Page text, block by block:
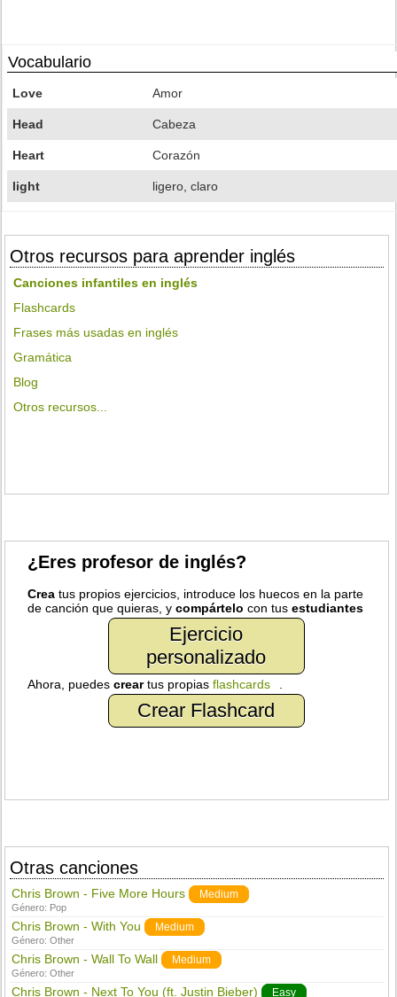
Vocabulario
Love Amor
Head Cabeza
Heart Corazón
light ligero, claro
Otros recursos para aprender inglés
Canciones infantiles en inglés
Flashcards
Frases más usadas en inglés
Gramática
Blog
Otros recursos...
¿Eres profesor de inglés?
Crea tus propios ejercicios, introduce los huecos en la parte
de canción que quieras, ycompártelo con tusestudiantes
Ejercicio
personalizado
Ahora, puedescreartus propiasflashcards
Crear Flashcard
Otras canciones
Chris Brown - Five More Hours Medium
Género: Pop
Chris Brown - With You Medium
Género:Other
Chris Brown - Wall To Wall Medium
Género:Other
Chris Brown - Next To You (ft. Justin Bieber) Easy